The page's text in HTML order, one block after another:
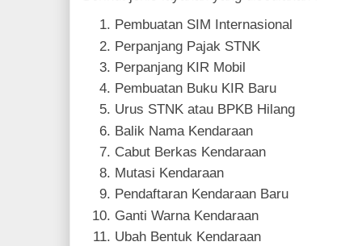
Pembuatan SIM Internasional
Perpanjang Pajak STNK
Perpanjang KIR Mobil
Pembuatan Buku KIR Baru
Urus STNK atau BPKB Hilang
Balik Nama Kendaraan
Cabut Berkas Kendaraan
Mutasi Kendaraan
Pendaftaran Kendaraan Baru
Ganti Warna Kendaraan
Ubah Bentuk Kendaraan